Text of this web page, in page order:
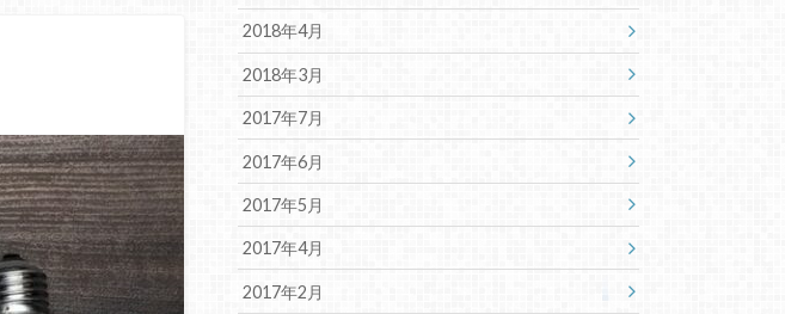
2018年4月
2018年3月
2017年7月
2017年6月
2017年5月
2017年4月
2017年2月